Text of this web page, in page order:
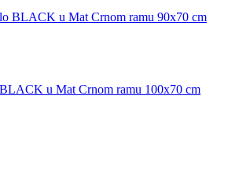
u Mat Crnom ramu 100x70 cm